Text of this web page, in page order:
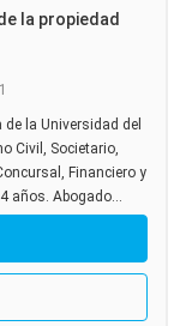
la propiedad
la Universidad del
Civil, Societario,
Financiero y
años. Abogado...